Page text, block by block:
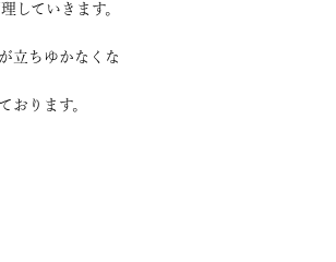
していきます。
立ちゆかなくな
おります。